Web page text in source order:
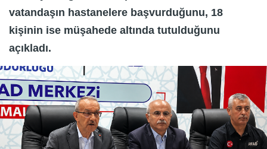
vatandaşın hastanelere başvurduğunu, 18
kişinin ise müşahede altında tutulduğunu
açıkladı.